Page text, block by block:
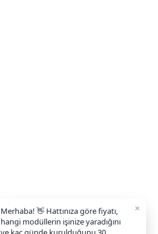
Merhaba! 👋 Hattınıza göre fiyatı,
hangi modüllerin işinize yaradığını
✕